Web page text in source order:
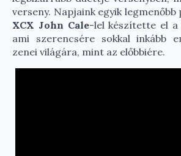
verseny. Napjaink egyik legmenőbb
XCX John Cale-lel készítette el a
ami szerencsére sokkal inkább
zenei világára, mint az előbbiére.